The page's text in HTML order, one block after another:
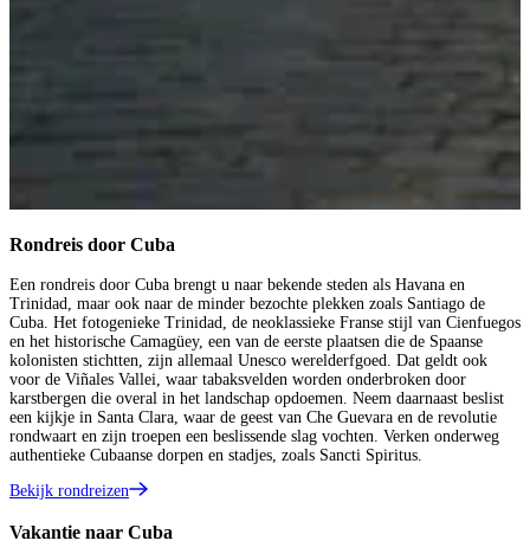
Rondreis door Cuba
Een rondreis door Cuba brengt u naar bekende steden als Havana en
Trinidad, maar ook naar de minder bezochte plekken zoals Santiago de
Cuba. Het fotogenieke Trinidad, de neoklassieke Franse stijl van Cienfuegos
en het historische Camagüey, een van de eerste plaatsen die de Spaanse
kolonisten stichtten, zijn allemaal Unesco werelderfgoed. Dat geldt ook
voor de Viñales Vallei, waar tabaksvelden worden onderbroken door
karstbergen die overal in het landschap opdoemen. Neem daarnaast beslist
een kijkje in Santa Clara, waar de geest van Che Guevara en de revolutie
rondwaart en zijn troepen een beslissende slag vochten. Verken onderweg
authentieke Cubaanse dorpen en stadjes, zoals Sancti Spiritus.
Bekijk rondreizen
Vakantie naar Cuba